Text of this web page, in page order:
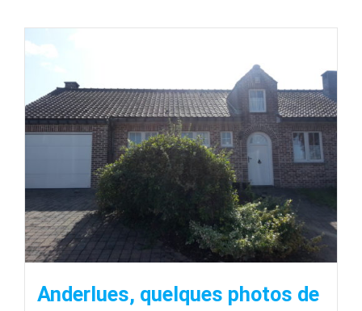
Anderlues, quelques photos de